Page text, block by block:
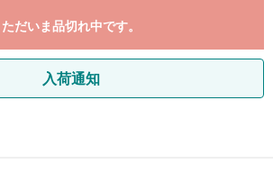
ただいま品切れ中です。
入荷通知